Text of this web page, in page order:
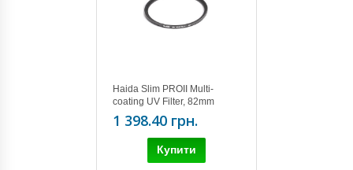
Haida Slim PROII Multi-
coating UV Filter, 82mm
1 398.40 грн.
Купити